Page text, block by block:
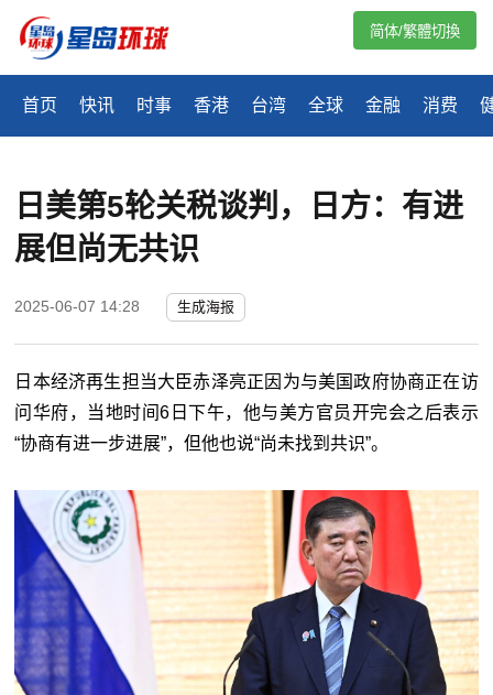
首页 快讯 时事 香港 台湾 全球 金融 消费
简体/繁體切換
日美第5轮关税谈判，日方：有进
展但尚无共识
2025-06-07 14:28 生成海报
日本经济再生担当大臣赤泽亮正因为与美国政府协商正在访
问华府，当地时间6日下午， 他与美方官员开完会之后表示
“协商有进一步进展”，但他也说“尚未找到共识”。